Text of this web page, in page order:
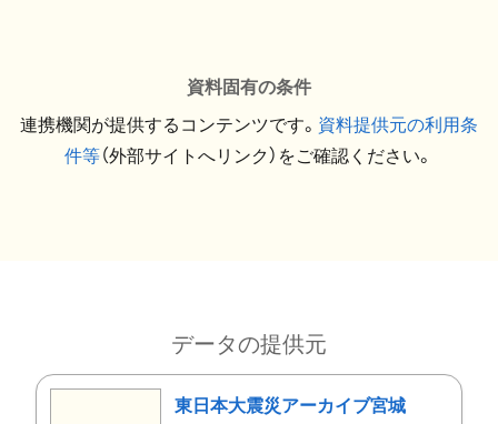
資料固有の条件
連携機関が提供するコンテンツです。 資料提供元の利用条
件等（外部サイトへリンク）をご確認ください。
データの提供元
東日本大震災アーカイブ宮城